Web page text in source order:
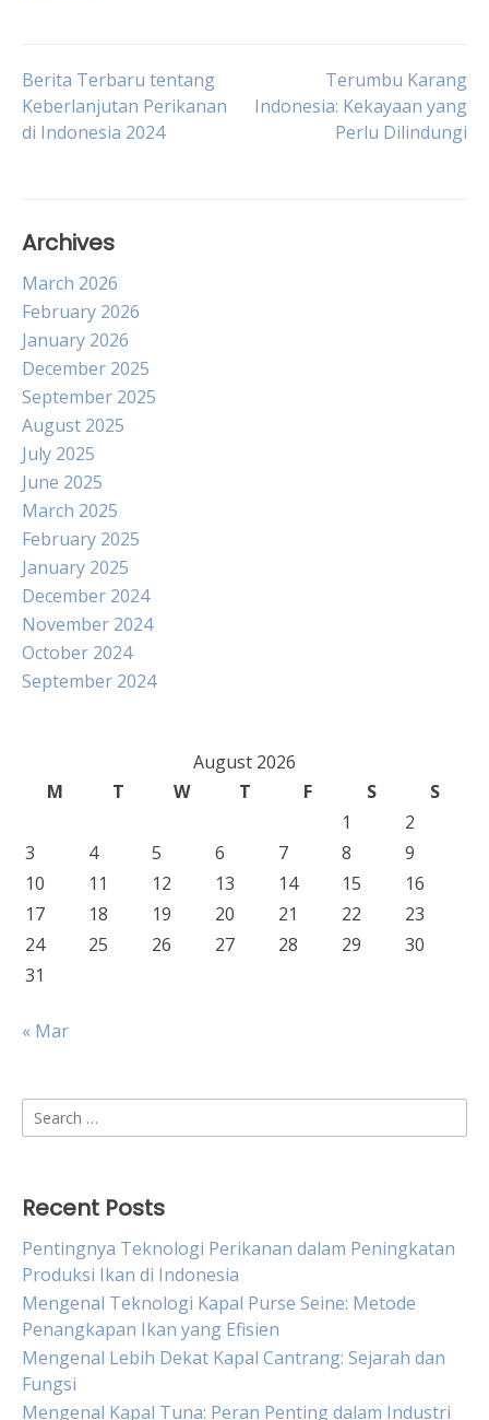
Post
navigation
Berita Terbaru tentang
Keberlanjutan Perikanan
di Indonesia 2024
Terumbu Karang
Indonesia: Kekayaan yang
Perlu Dilindungi
Archives
March 2026
February 2026
January 2026
December 2025
September 2025
August 2025
July 2025
June 2025
March 2025
February 2025
January 2025
December 2024
November 2024
October 2024
September 2024
August 2026
M
T W T F S
S
1
2
3
4 5 6 7 8
9
10
11 12 13 14 15
16
17
18 19 20 21 22
23
24
25 26 27 28 29
30
31
« Mar
Search
for:
Recent Posts
Pentingnya Teknologi Perikanan dalam Peningkatan
Produksi Ikan di Indonesia
Mengenal Teknologi Kapal Purse Seine: Metode
Penangkapan Ikan yang Efisien
Mengenal Lebih Dekat Kapal Cantrang: Sejarah dan
Fungsi
Mengenal Kapal Tuna: Peran Penting dalam Industri